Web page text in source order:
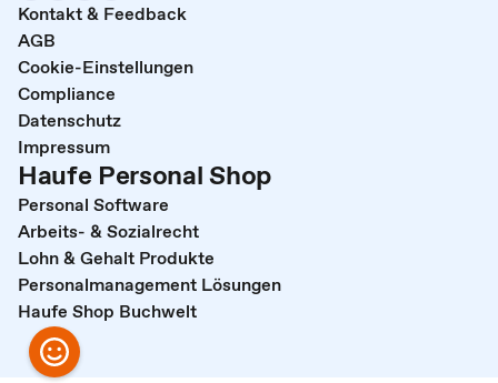
Kontakt & Feedback
AGB
Cookie-Einstellungen
Compliance
Datenschutz
Impressum
Haufe Personal Shop
Personal Software
Arbeits- & Sozialrecht
Lohn & Gehalt Produkte
Personalmanagement Lösungen
Haufe Shop Buchwelt